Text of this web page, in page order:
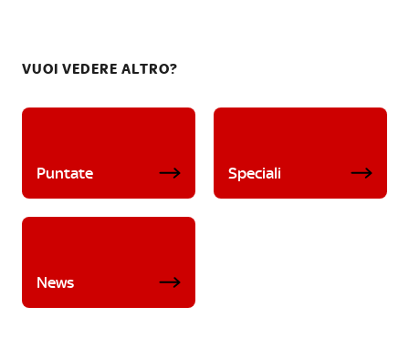
VUOI VEDERE ALTRO?
Puntate Speciali
News